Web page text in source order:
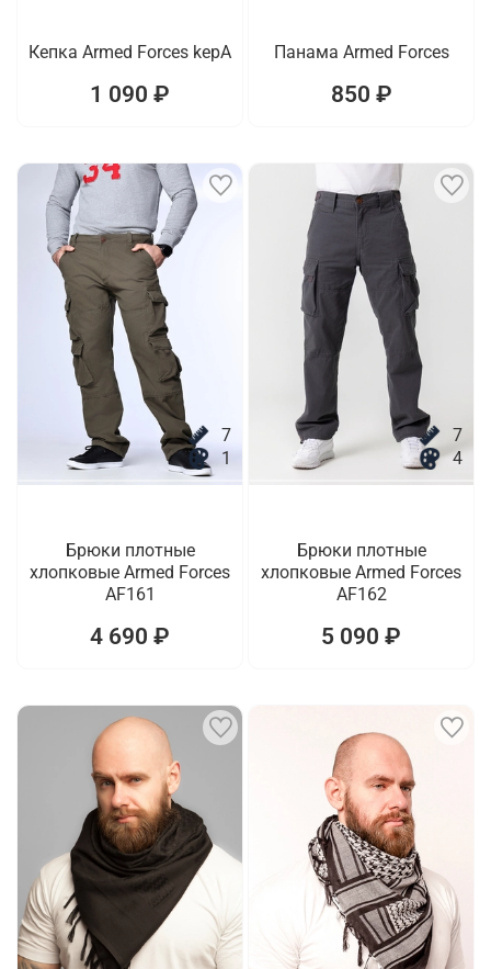
Кепка Armed Forces kepA
1 090 ₽
Панама Armed Forces
850 ₽
7
1
Брюки плотные
хлопковые Armed Forces
AF161
4 690 ₽
7
4
Брюки плотные
хлопковые Armed Forces
AF162
5 090 ₽